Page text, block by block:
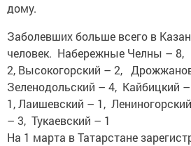
дому.
Заболевших больше всего в
человек. Набережные Челны – 8,
2, Высокогорский – 2,
Зеленодольский – 4, Кайбицкий
1, Лаишевский – 1,
– 3, Тукаевский – 1
На 1 марта в Татарстане